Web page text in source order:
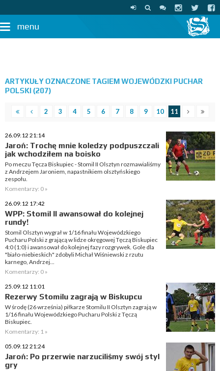
menu
ARTYKUŁY OZNACZONE TAGIEM WOJEWÓDZKI PUCHAR
POLSKI (207)
2 3 4 5 6 7 8 9 10 11
26.09.12 21:14
Jaroń: Trochę mnie koledzy podpuszczali
jak wchodziłem na boisko
Po meczu Tęcza Biskupiec - Stomil II Olsztyn rozmawialiśmy
z Andrzejem Jaroniem, napastnikiem olsztyńskiego
zespołu.
Komentarzy: 0 »
26.09.12 17:42
WPP: Stomil II awansował do kolejnej
rundy!
Stomil Olsztyn wygrał w 1/16 finału Wojewódzkiego
Pucharu Polski z grającą w lidze okręgowej Tęczą Biskupiec
4:0 (1:0) i awansował do kolejnej fazy rozgrywek. Gole dla
"biało-niebieskich" zdobyli Michał Wiśniewski z rzutu
karnego, Andrzej...
Komentarzy: 0 »
25.09.12 11:01
Rezerwy Stomilu zagrają w Biskupcu
W środę (26 września) piłkarze Stomilu II Olsztyn zagrają w
1/16 finału Wojewódzkiego Pucharu Polski z Tęczą
Biskupiec.
Komentarzy: 1 »
05.09.12 21:24
Jaroń: Po przerwie narzuciliśmy swój styl
gry